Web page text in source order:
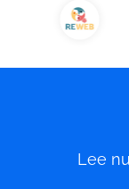
Lee